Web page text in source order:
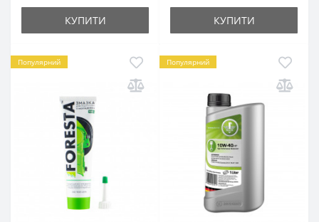
КУПИТИ КУПИТИ
Популярний Популярний